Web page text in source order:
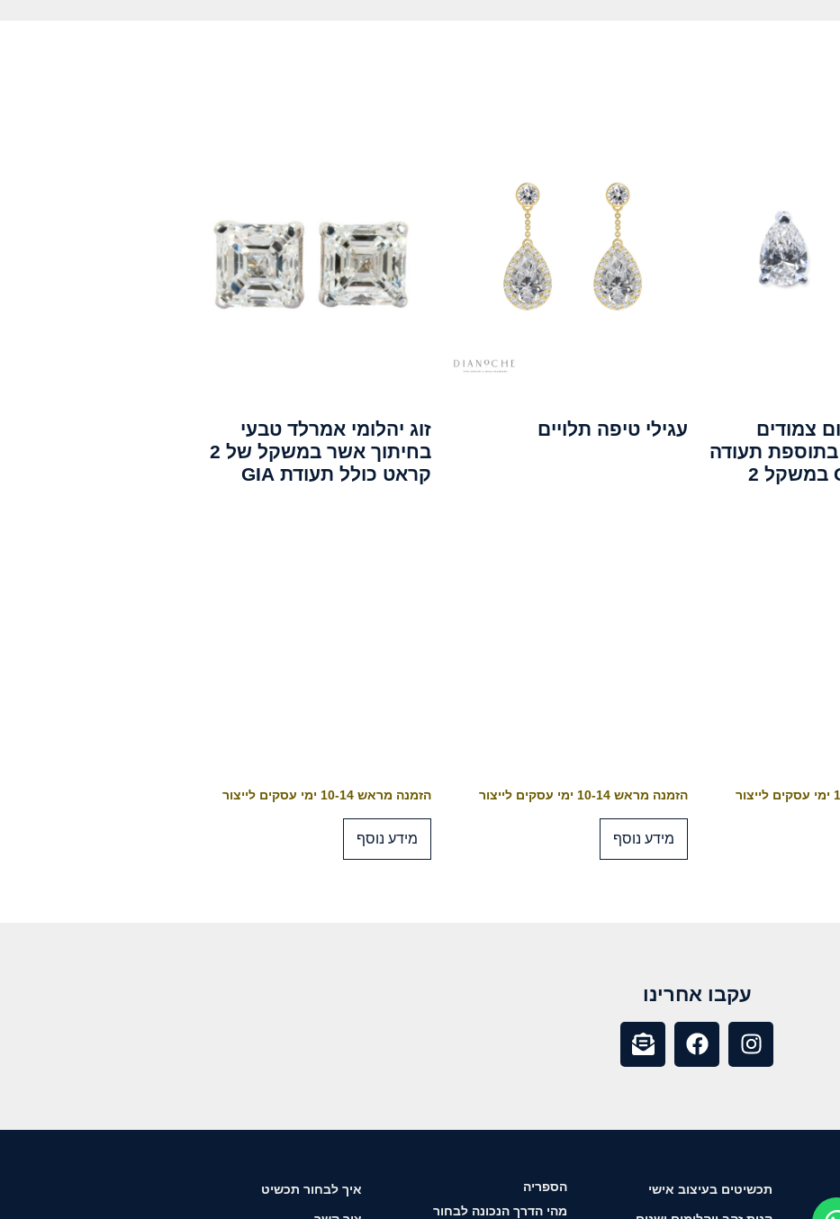
צמודים
תעודה
גמולוגית GIA במשקל 2
עגילי טיפה תלויים
הזמנה מראש 10-14 ימי עסקים לייצור
מידע נוסף
זוג יהלומי אמרלד טבעי
בחיתוך אשר במשקל של 2
קראט כולל תעודת GIA
הזמנה מראש 10-14 ימי עסקים לייצור
מידע נוסף
עקבו אחרינו
תכשיטים בעיצוב אישי
הספריה
מהי הדרך הנכונה לבחור
איך לבחור תכשיט